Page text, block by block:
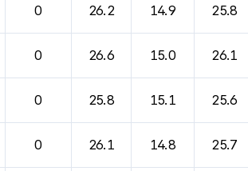
0 26.2 14.9 25.8
0 26.6 15.0 26.1
0 25.8 15.1 25.6
0 26.1 14.8 25.7